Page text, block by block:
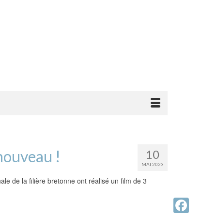
10
MAI 2023
!
de la filière bretonne ont réalisé un film de 3